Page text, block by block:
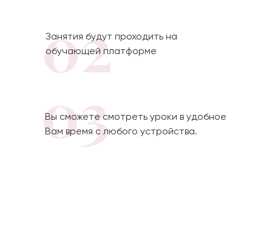
02
Занятия будут проходить на
обучающей платформе
03
Вы сможете смотреть уроки в удобное
Вам время с любого устройства.